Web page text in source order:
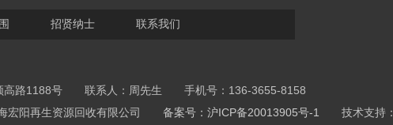
招贤纳士 联系我们
顾高路1188号 联系人：周先生 手机号：136-3655-8158
海宏阳再生资源回收有限公司 备案号：沪ICP备20013905号-1 技术支持：